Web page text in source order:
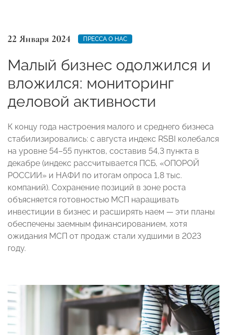
22 Января 2024 ПРЕССА О НАС
Малый бизнес одолжился и
вложился: мониторинг
деловой активности
К концу года настроения малого и среднего бизнеса
стабилизировались: с августа индекс RSBI колебался
на уровне 54–55 пунктов, составив 54,3 пункта в
декабре (индекс рассчитывается ПСБ, «ОПОРОЙ
РОССИИ» и НАФИ по итогам опроса 1,8 тыс.
компаний). Сохранение позиций в зоне роста
объясняется готовностью МСП наращивать
инвестиции в бизнес и расширять наем — эти планы
обеспечены заемным финансированием, хотя
ожидания МСП от продаж стали худшими в 2023
году.